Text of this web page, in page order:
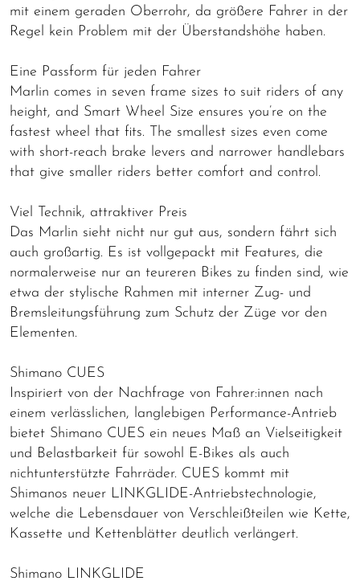
mit einem geraden Oberrohr, da größere Fahrer in der
Regel kein Problem mit der Überstandshöhe haben.
Eine Passform für jeden Fahrer
Marlin comes in seven frame sizes to suit riders of any
height, and Smart Wheel Size ensures you’re on the
fastest wheel that fits. The smallest sizes even come
with short-reach brake levers and narrower handlebars
that give smaller riders better comfort and control.
Viel Technik, attraktiver Preis
Das Marlin sieht nicht nur gut aus, sondern fährt sich
auch großartig. Es ist vollgepackt mit Features, die
normalerweise nur an teureren Bikes zu finden sind, wie
etwa der stylische Rahmen mit interner Zug- und
Bremsleitungsführung zum Schutz der Züge vor den
Elementen.
Shimano CUES
Inspiriert von der Nachfrage von Fahrer:innen nach
einem verlässlichen, langlebigen Performance-Antrieb
bietet Shimano CUES ein neues Maß an Vielseitigkeit
und Belastbarkeit für sowohl E-Bikes als auch
nichtunterstützte Fahrräder. CUES kommt mit
Shimanos neuer LINKGLIDE-Antriebstechnologie,
welche die Lebensdauer von Verschleißteilen wie Kette,
Kassette und Kettenblätter deutlich verlängert.
Shimano LINKGLIDE